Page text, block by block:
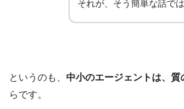
それが、そう簡単な話で
というのも、 中小のエージェントは、質
らです。